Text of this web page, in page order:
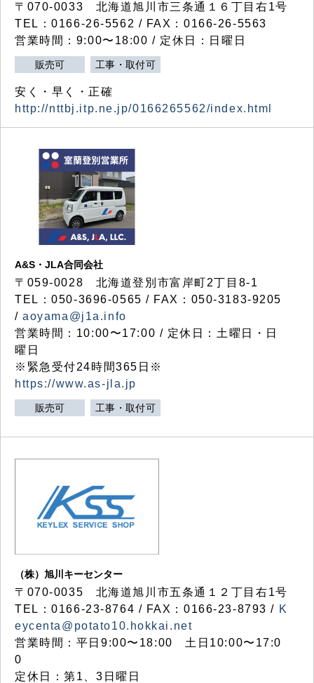
〒070-0033 北海道旭川市三条通１６丁目右1号
TEL：0166-26-5562 / FAX：0166-26-5563
営業時間：9:00〜18:00 / 定休日：日曜日
販売可 工事・取付可
安く・早く・正確
http://nttbj.itp.ne.jp/0166265562/index.html
A&S・JLA合同会社
〒 059-0028 北海道登別市富岸町2丁目 8-1
TEL：050-3696-0565 / FAX：050-3183-9205
/aoyama@j1a.info
営業時間：10:00〜17:00 / 定休日：土曜日・日
曜日
※緊急受付24時間365日※
https://www.as-jla.jp
販売可 工事・取付可
（株）旭川キーセンター
〒070-0035 北海道旭川市五条通１２丁目右1号
TEL：0166-23-8764 / FAX：0166-23-8793 / K
eycenta@potato10.hokkai.net
営業時間：平日9:00〜18:00 土日10:00〜17:0
0
定休日：第1、3日曜日